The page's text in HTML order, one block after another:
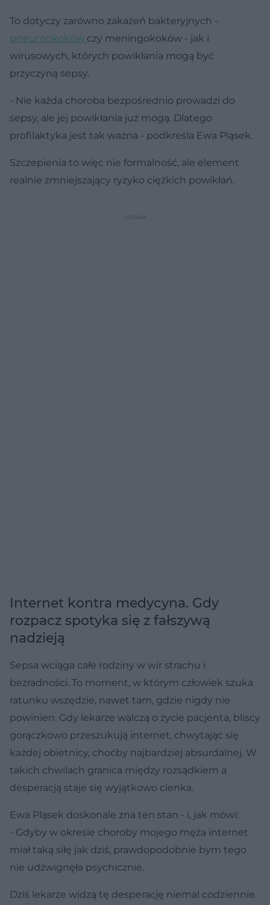
To dotyczy zarówno zakażeń bakteryjnych -
pneumokoków czy meningokoków - jak i
wirusowych, których powikłania mogą być
przyczyną sepsy.
- Nie każda choroba bezpośrednio prowadzi do
sepsy, ale jej powikłania już mogą. Dlatego
profilaktyka jest tak ważna - podkreśla Ewa Pląsek.
Szczepienia to więc nie formalność, ale element
realnie zmniejszający ryzyko ciężkich powikłań.
Internet kontra medycyna. Gdy
rozpacz spotyka się z fałszywą
nadzieją
Sepsa wciąga całe rodziny w wir strachu i
bezradności. To moment, w którym człowiek szuka
ratunku wszędzie, nawet tam, gdzie nigdy nie
powinien. Gdy lekarze walczą o życie pacjenta, bliscy
gorączkowo przeszukują internet, chwytając się
każdej obietnicy, choćby najbardziej absurdalnej. W
takich chwilach granica między rozsądkiem a
desperacją staje się wyjątkowo cienka.
Ewa Pląsek doskonale zna ten stan - i, jak mówi:
- Gdyby w okresie choroby mojego męża internet
miał taką siłę jak dziś, prawdopodobnie bym tego
nie udźwignęła psychicznie.
Dziś lekarze widzą tę desperację niemal codziennie.